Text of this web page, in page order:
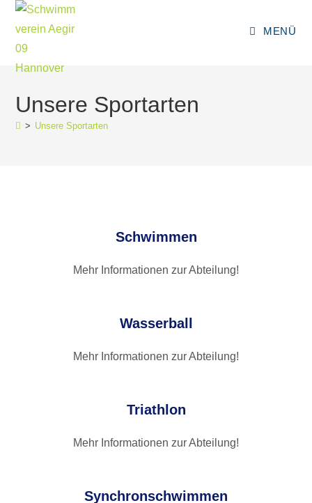
MENÜ
Unsere Sportarten
> Unsere Sportarten
Schwimmen
Mehr Informationen zur Abteilung!
Wasserball
Mehr Informationen zur Abteilung!​
Triathlon
Mehr Informationen zur Abteilung!​
Synchronschwimmen